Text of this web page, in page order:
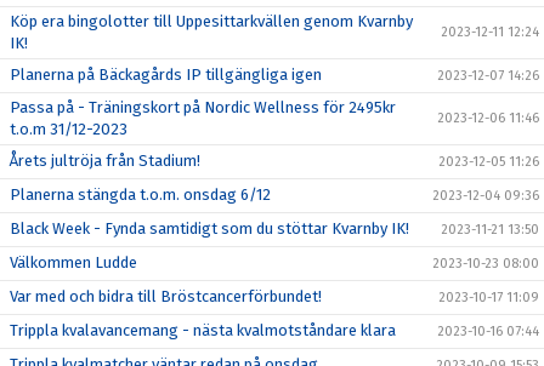
Köp era bingolotter till Uppesittarkvällen genom Kvarnby
IK!
2023-12-11 12:24
Planerna på Bäckagårds IP tillgängliga igen 2023-12-07 14:26
Passa på - Träningskort på Nordic Wellness för 2495kr
t.o.m 31/12-2023
2023-12-06 11:46
Årets jultröja från Stadium! 2023-12-05 11:26
Planerna stängda t.o.m. onsdag 6/12 2023-12-04 09:36
Black Week - Fynda samtidigt som du stöttar Kvarnby IK! 2023-11-21 13:50
Välkommen Ludde 2023-10-23 08:00
Var med och bidra till Bröstcancerförbundet! 2023-10-17 11:09
Trippla kvalavancemang - nästa kvalmotståndare klara 2023-10-16 07:44